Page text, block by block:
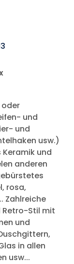
oder
und
und
usw.)
und
anderen
rosa,
Zahlreiche
Retro-Stil mit
und
in allen
usw...